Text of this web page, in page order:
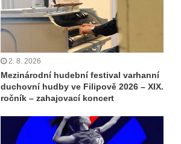
2. 8. 2026
Mezinárodní hudební festival varhanní
duchovní hudby ve Filipově 2026 – XIX.
ročník – zahajovací koncert